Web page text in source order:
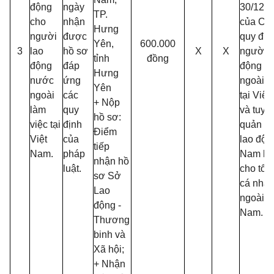
3
động
cho
người
lao
động
nước
ngoài
làm
việc tại
Việt
Nam.
ngày
nhận
được
hồ sơ
đáp
ứng
các
quy
định
của
pháp
luật.
TP.
Hưng
Yên,
tỉnh
Hưng
Yên
+ Nộp
hồ sơ:
Điểm
tiếp
nhận hồ
sơ Sở
Lao
động -
Thương
binh và
Xã hội;
+ Nhận
600.000
đồng
X X
30/12/
của
quy
người
động
ngoài
tại Việt
và
quản
lao
Nam
cho tổ
cá
ngoài
Nam.